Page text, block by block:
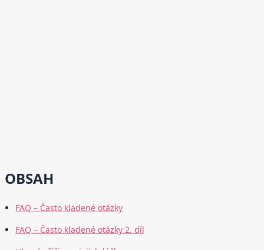
OBSAH
FAQ – Často kladené otázky
FAQ – Často kladené otázky 2. díl